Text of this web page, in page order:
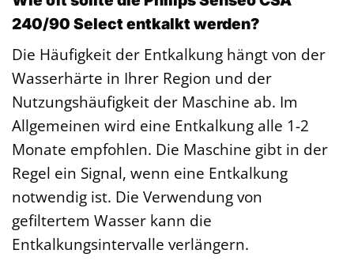
240/90 Select entkalkt werden?
Die Häufigkeit der Entkalkung hängt von der
Wasserhärte in Ihrer Region und der
Nutzungshäufigkeit der Maschine ab. Im
Allgemeinen wird eine Entkalkung alle 1-2
Monate empfohlen. Die Maschine gibt in der
Regel ein Signal, wenn eine Entkalkung
notwendig ist. Die Verwendung von
gefiltertem Wasser kann die
Entkalkungsintervalle verlängern.